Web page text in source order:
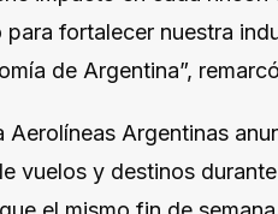
fortalecer nuestra
de Argentina”,
Aerolíneas Argentinas
vuelos y destinos